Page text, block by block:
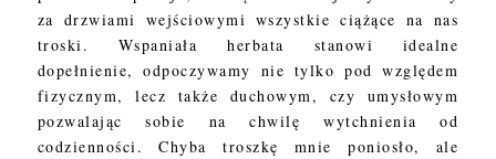
za drzwiami wejściowymi wszystkie ciążące na nas
troski. Wspaniała herbata stanowi idealne
dopełnienie, odpoczywamy nie tylko pod względem
fizycznym, lecz także duchowym, czy umysłowym
pozwalając sobie na chwilę wytchnienia od
codzienności. Chyba troszkę mnie poniosło, ale